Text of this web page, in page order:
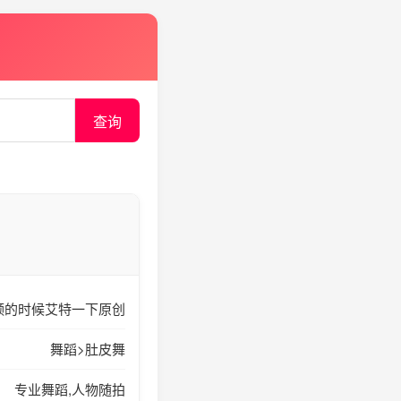
查询
时候艾特一下原创
舞蹈>肚皮舞
专业舞蹈,人物随拍